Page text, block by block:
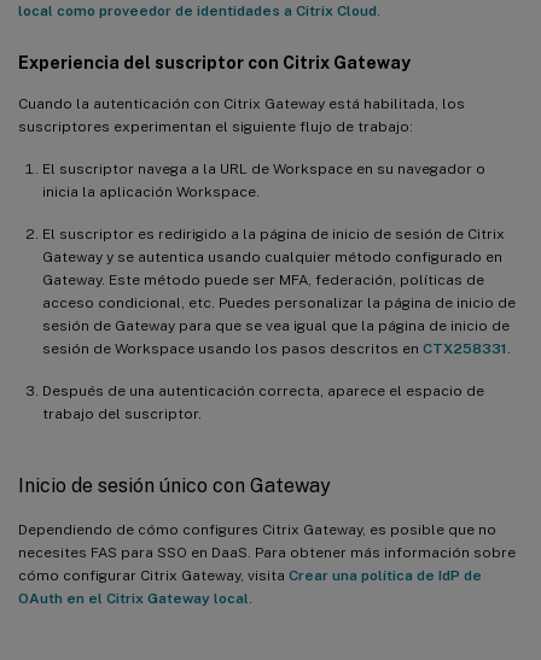
local como proveedor de identidades a Citrix Cloud.
Experiencia del suscriptor con Citrix Gateway
Cuando la autenticación con Citrix Gateway está habilitada, los
suscriptores experimentan el siguiente flujo de trabajo:
El suscriptor navega a la URL de Workspace en su navegador o
inicia la aplicación Workspace.
El suscriptor es redirigido a la página de inicio de sesión de Citrix
Gateway y se autentica usando cualquier método configurado en
Gateway. Este método puede ser MFA, federación, políticas de
acceso condicional, etc. Puedes personalizar la página de inicio de
sesión de Gateway para que se vea igual que la página de inicio de
sesión de Workspace usando los pasos descritos en CTX258331 .
Después de una autenticación correcta, aparece el espacio de
trabajo del suscriptor.
Inicio de sesión único con Gateway
Dependiendo de cómo configures Citrix Gateway, es posible que no
necesites FAS para SSO en DaaS. Para obtener más información sobre
cómo configurar Citrix Gateway, visita Crear una política de IdP de
OAuth en el Citrix Gateway local.